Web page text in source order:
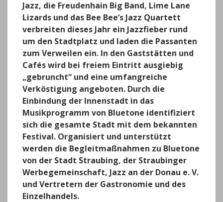
Jazz, die Freudenhain Big Band, Lime Lane
Lizards und das Bee Bee’s Jazz Quartett
verbreiten dieses Jahr ein Jazzfieber rund
um den Stadtplatz und laden die Passanten
zum Verweilen ein. In den Gaststätten und
Cafés wird bei freiem Eintritt ausgiebig
„gebruncht“ und eine umfangreiche
Verköstigung angeboten. Durch die
Einbindung der Innenstadt in das
Musikprogramm von Bluetone identifiziert
sich die gesamte Stadt mit dem bekannten
Festival. Organisiert und unterstützt
werden die Begleitmaßnahmen zu Bluetone
von der Stadt Straubing, der Straubinger
Werbegemeinschaft, Jazz an der Donau e. V.
und Vertretern der Gastronomie und des
Einzelhandels.